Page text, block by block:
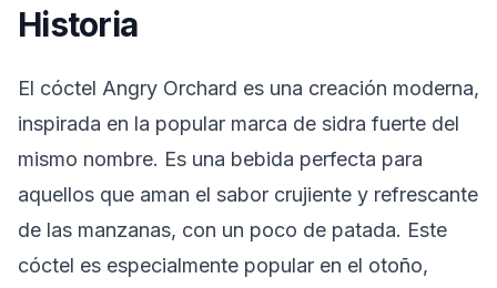
Historia
El cóctel Angry Orchard es una creación moderna,
inspirada en la popular marca de sidra fuerte del
mismo nombre. Es una bebida perfecta para
aquellos que aman el sabor crujiente y refrescante
de las manzanas, con un poco de patada. Este
cóctel es especialmente popular en el otoño,